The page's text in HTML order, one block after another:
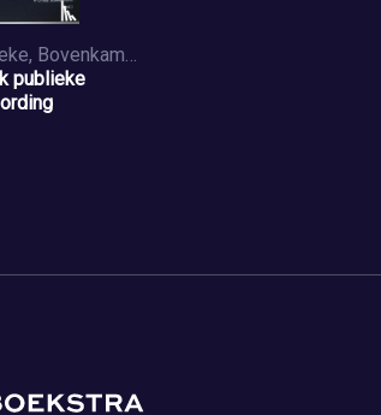
Boers, Ineke, Bovenkamp, Hester van de, Bovens, Mark, Brandsma, Gijs Jan
publieke